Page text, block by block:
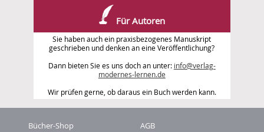
Für Autoren
Sie haben auch ein praxisbezogenes Manuskript
geschrieben und denken an eine Veröffentlichung?
Dann bieten Sie es uns doch an unter: info@verlag-
modernes-lernen.de
Wir prüfen gerne, ob daraus ein Buch werden kann.
Bücher-Shop AGB